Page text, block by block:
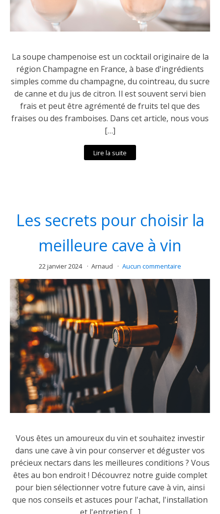
La soupe champenoise est un cocktail originaire de la
région Champagne en France, à base d'ingrédients
simples comme du champagne, du cointreau, du sucre
de canne et du jus de citron. Il est souvent servi bien
frais et peut être agrémenté de fruits tel que des
fraises ou des framboises. Dans cet article, nous vous
[…]
Lire la suite
Les secrets pour choisir la
meilleure cave à vin
22 janvier 2024 Arnaud Aucun commentaire
Vous êtes un amoureux du vin et souhaitez investir
dans une cave à vin pour conserver et déguster vos
précieux nectars dans les meilleures conditions ? Vous
êtes au bon endroit ! Découvrez notre guide complet
pour bien sélectionner votre future cave à vin, ainsi
que nos conseils et astuces pour l'achat, l'installation
et l'entretien […]